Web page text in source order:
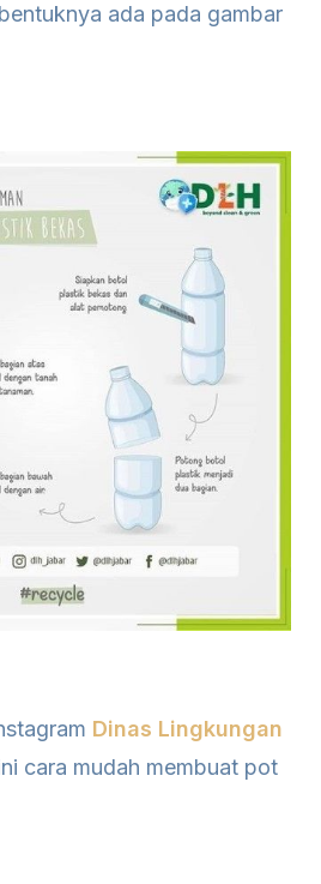
ada pada gambar
Dinas Lingkungan
cara mudah membuat pot